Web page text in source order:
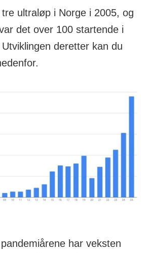
ultraløp i Norge i 2005, og
det over 100 startende i
deretter kan du
har veksten